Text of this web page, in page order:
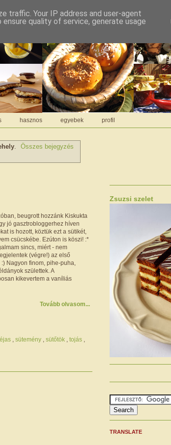
hasznos egyebek profil
.
Összes bejegyzés
beugrott hozzánk Kiskukta
jó gasztrobloggerhez híven
is hozott, köztük ezt a sütikét,
csücskébe. Ezúton is köszi! :*
sincs, miért - nem
(végre!) az első
Nagyon finom, pihe-puha,
születtek. A
kikevertem a vaníliás
Tovább olvasom...
sütemény sütőtök tojás
Zsuzsi szelet
TRANSLATE
traffic. Your IP address and user-agent
quality of service, generate usage